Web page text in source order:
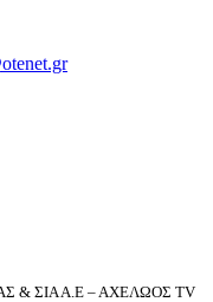
& ΣΙΑ Α.Ε – ΑΧΕΛΩΟΣ TV